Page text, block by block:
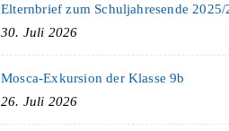
Elternbrief zum Schuljahresende 2025/
30. Juli 2026
Mosca-Exkursion der Klasse 9b
26. Juli 2026